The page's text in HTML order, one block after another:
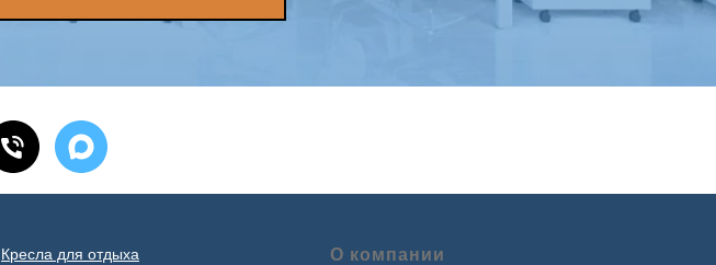
Кресла для отдыха
О компании